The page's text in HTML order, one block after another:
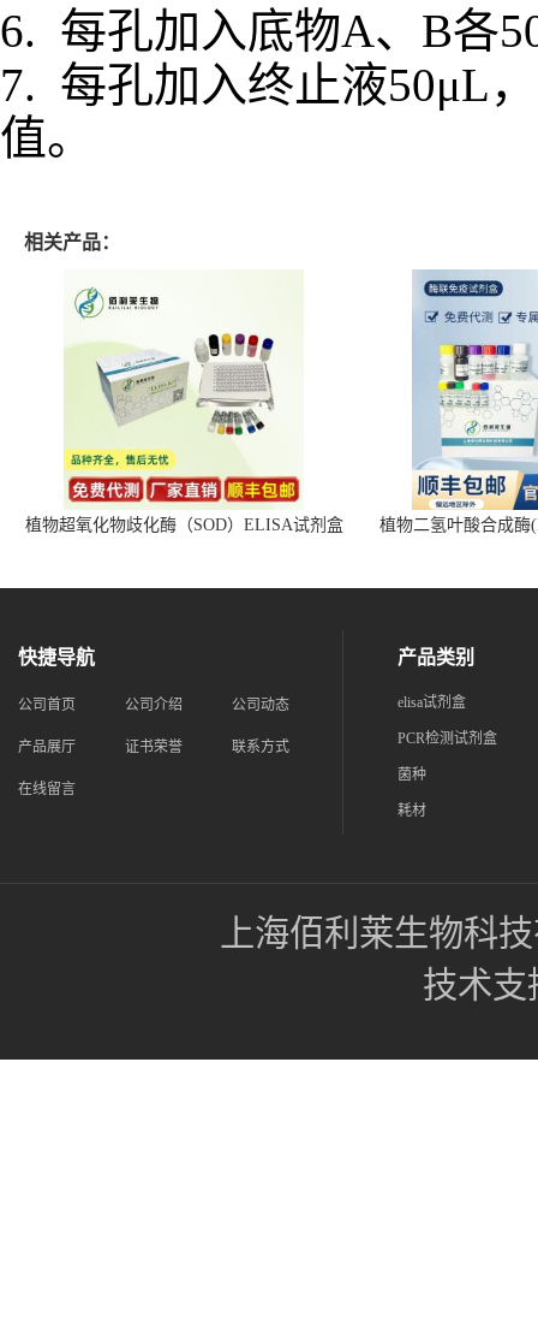
6. 每孔加入底物A、B各
7. 每孔加入终止液50μL
值。
相关产品：
植物超氧化物歧化酶（SOD）ELISA试剂盒 植物二氢叶酸合成酶
快捷导航
公司首页 公司介绍 公司动态
产品展厅 证书荣誉 联系方式
在线留言
产品类别
elisa试剂盒
PCR检测试剂盒
菌种
耗材
上海佰利莱生物科
技术